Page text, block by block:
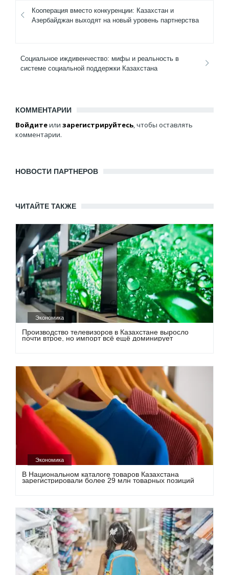
Кооперация вместо конкуренции: Казахстан и
Азербайджан выходят на новый уровень партнерства
Социальное иждивенчество: мифы и реальность в
системе социальной поддержки Казахстана
КОММЕНТАРИИ
Войдитеили зарегистрируйтесь, чтобы оставлять
комментарии.
НОВОСТИ ПАРТНЕРОВ
ЧИТАЙТЕ ТАКЖЕ
Экономика
Производство телевизоров в Казахстане выросло
почти втрое, но импорт всё ещё доминирует
Экономика
В Национальном каталоге товаров Казахстана
зарегистрировали более 29 млн товарных позиций